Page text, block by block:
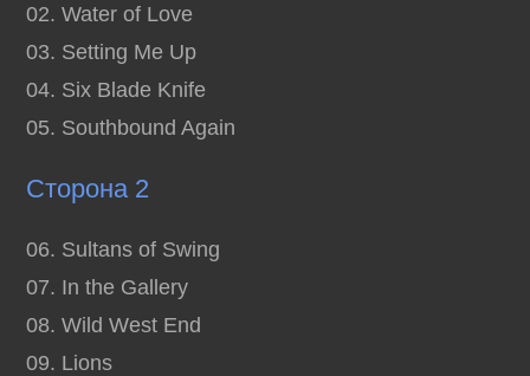
02. Water of Love
03. Setting Me Up
04. Six Blade Knife
05. Southbound Again
Сторона 2
06. Sultans of Swing
07. In the Gallery
08. Wild West End
09. Lions